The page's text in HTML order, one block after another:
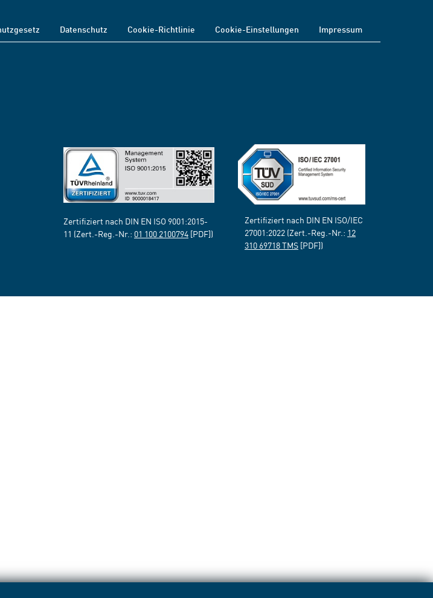
Datenschutz Cookie-Richtlinie Cookie-Einstellungen Impressum
Zertifiziert nach DIN EN ISO 9001:2015-
11 (Zert.-Reg.-Nr.: 01 100 2100794 [PDF])
Zertifiziert nach DIN EN ISO/IEC
27001:2022 (Zert.-Reg.-Nr.: 12
310 69718 TMS [PDF])